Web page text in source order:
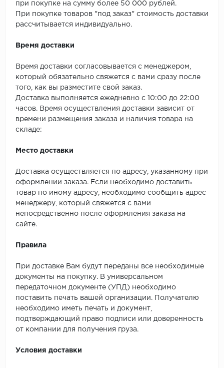
Wonderful Vinyl
при покупке на сумму более 50 000 рублей.
При покупке товаров "под заказ" стоимость доставки
рассчитывается индивидуально.
Время доставки
Время доставки согласовывается с менеджером,
который обязательно свяжется с вами сразу после
того, как вы разместите свой заказ.
Доставка выполняется ежедневно с 10:00 до 22:00
часов. Время осуществления доставки зависит от
времени размещения заказа и наличия товара на
складе:
Место доставки
Доставка осуществляется по адресу, указанному при
оформлении заказа. Если необходимо доставить
товар по иному адресу, необходимо сообщить адрес
менеджеру, который свяжется с вами
непосредственно после оформления заказа на
сайте.
Правила
При доставке Вам будут переданы все необходимые
документы на покупку. В универсальном
передаточном документе (УПД) необходимо
поставить печать вашей организации. Получателю
необходимо иметь печать и документ,
подтверждающий право подписи или доверенность
от компании для получения груза.
Условия доставки